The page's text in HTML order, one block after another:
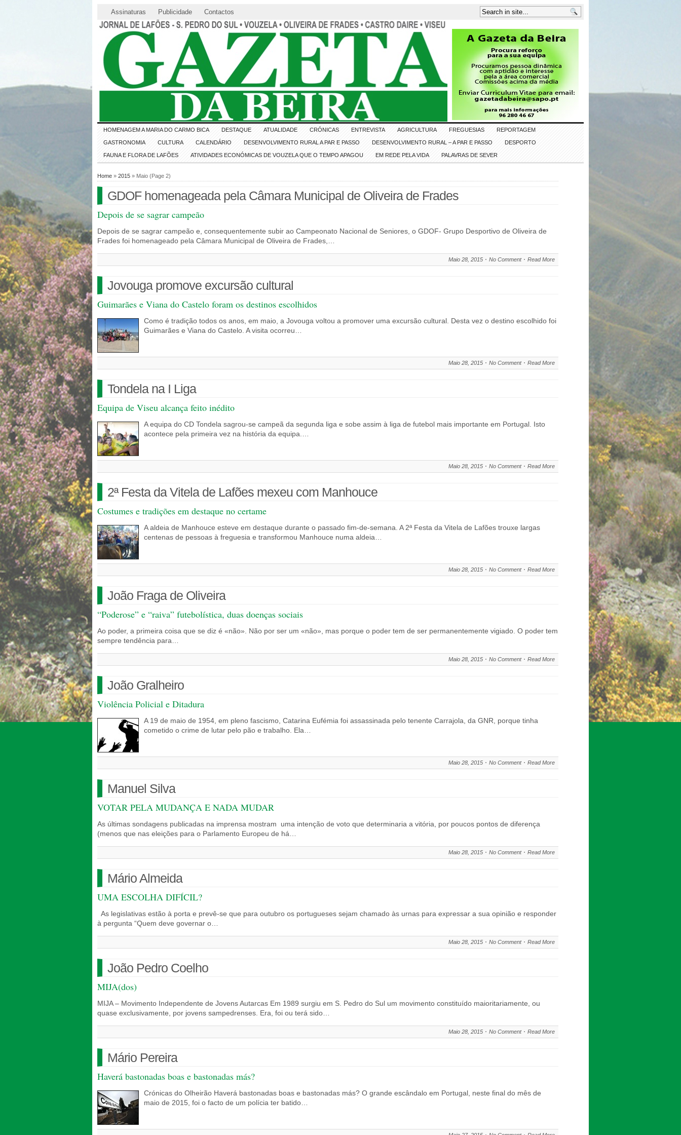
Assinaturas Publicidade Contactos
HOMENAGEM A MARIA DO CARMO BICA DESTAQUE ATUALIDADE CRÓNICAS ENTREVISTA AGRICULTURA FREGUESIAS REPORTAGEM
GASTRONOMIA CULTURA CALENDÁRIO DESENVOLVIMENTO RURAL A PAR E PASSO DESENVOLVIMENTO RURAL – A PAR E PASSO DESPORTO
FAUNA E FLORA DE LAFÕES ATIVIDADES ECONÓMICAS DE VOUZELA QUE O TEMPO APAGOU EM REDE PELA VIDA PALAVRAS DE SEVER
Home » 2015 » Maio (Page 2)
GDOF homenageada pela Câmara Municipal de Oliveira de Frades
Depois de se sagrar campeão
Depois de se sagrar campeão e, consequentemente subir ao Campeonato Nacional de Seniores, o GDOF- Grupo Desportivo de Oliveira de
Frades foi homenageado pela Câmara Municipal de Oliveira de Frades,…
Maio 28, 2015 No Comment Read More
Jovouga promove excursão cultural
Guimarães e Viana do Castelo foram os destinos escolhidos
Como é tradição todos os anos, em maio, a Jovouga voltou a promover uma excursão cultural. Desta vez o destino escolhido foi
Guimarães e Viana do Castelo. A visita ocorreu…
Maio 28, 2015 No Comment Read More
Tondela na I Liga
Equipa de Viseu alcança feito inédito
A equipa do CD Tondela sagrou-se campeã da segunda liga e sobe assim à liga de futebol mais importante em Portugal. Isto
acontece pela primeira vez na história da equipa.…
Maio 28, 2015 No Comment Read More
2ª Festa da Vitela de Lafões mexeu com Manhouce
Costumes e tradições em destaque no certame
A aldeia de Manhouce esteve em destaque durante o passado fim-de-semana. A 2ª Festa da Vitela de Lafões trouxe largas
centenas de pessoas à freguesia e transformou Manhouce numa aldeia…
Maio 28, 2015 No Comment Read More
João Fraga de Oliveira
“Poderose” e “raiva” futebolística, duas doenças sociais
Ao poder, a primeira coisa que se diz é «não». Não por ser um «não», mas porque o poder tem de ser permanentemente vigiado. O poder tem
sempre tendência para…
Maio 28, 2015 No Comment Read More
João Gralheiro
Violência Policial e Ditadura
A 19 de maio de 1954, em pleno fascismo, Catarina Eufémia foi assassinada pelo tenente Carrajola, da GNR, porque tinha
cometido o crime de lutar pelo pão e trabalho. Ela…
Maio 28, 2015 No Comment Read More
Manuel Silva
VOTAR PELA MUDANÇA E NADA MUDAR
As últimas sondagens publicadas na imprensa mostram uma intenção de voto que determinaria a vitória, por poucos pontos de diferença
(menos que nas eleições para o Parlamento Europeu de há…
Maio 28, 2015 No Comment Read More
Mário Almeida
UMA ESCOLHA DIFÍCIL?
As legislativas estão à porta e prevê-se que para outubro os portugueses sejam chamado às urnas para expressar a sua opinião e responder
à pergunta “Quem deve governar o…
Maio 28, 2015 No Comment Read More
João Pedro Coelho
MIJA(dos)
MIJA – Movimento Independente de Jovens Autarcas Em 1989 surgiu em S. Pedro do Sul um movimento constituído maioritariamente, ou
quase exclusivamente, por jovens sampedrenses. Era, foi ou terá sido…
Maio 28, 2015 No Comment Read More
Mário Pereira
Haverá bastonadas boas e bastonadas más?
Crónicas do Olheirão Haverá bastonadas boas e bastonadas más? O grande escândalo em Portugal, neste final do mês de
maio de 2015, foi o facto de um polícia ter batido…